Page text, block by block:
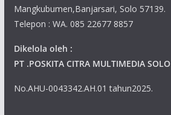
Mangkubumen,Banjarsari, Solo 57139.
Telepon : WA. 085 22677 8857
Dikelola oleh :
PT .POSKITA CITRA MULTIMEDIA SOLO
No.AHU-0043342.AH.01 tahun2025.